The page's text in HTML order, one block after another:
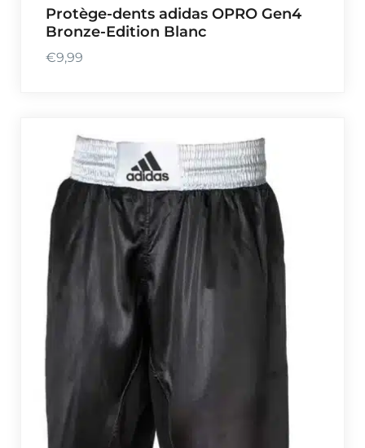
Protège-dents adidas OPRO Gen4
Bronze-Edition Blanc
€9,99